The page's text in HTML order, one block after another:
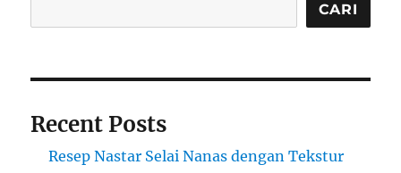
CARI
Recent Posts
Resep Nastar Selai Nanas dengan Tekstur